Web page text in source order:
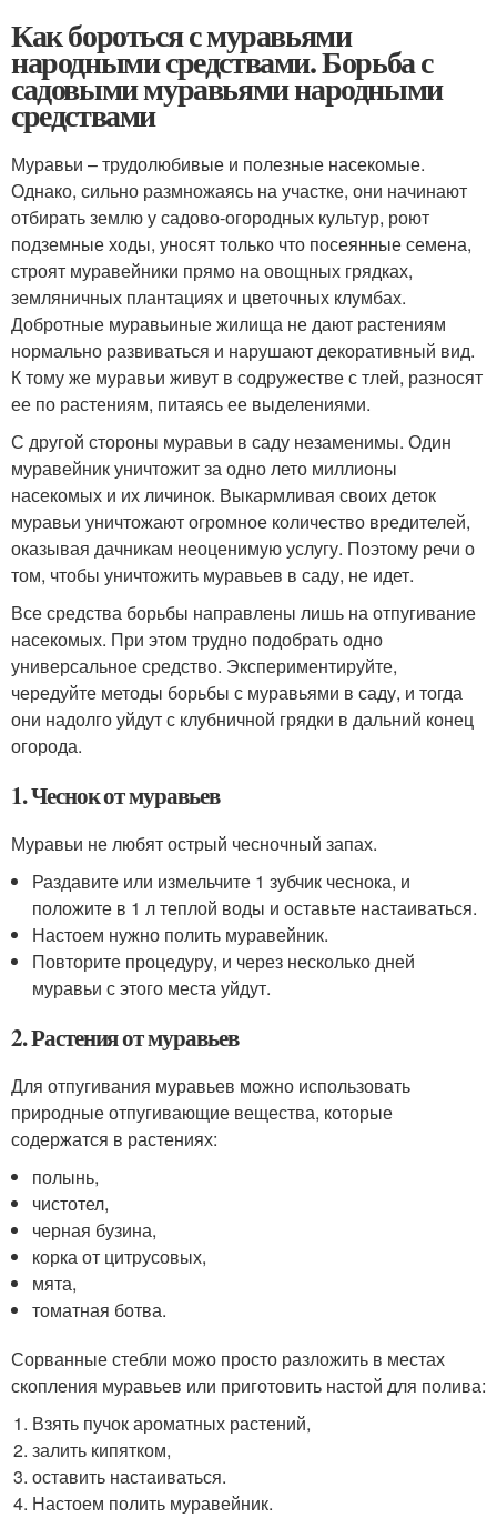
Как бороться с муравьями
народными средствами. Борьба с
садовыми муравьями народными
средствами
Муравьи – трудолюбивые и полезные насекомые.
Однако, сильно размножаясь на участке, они начинают
отбирать землю у садово-огородных культур, роют
подземные ходы, уносят только что посеянные семена,
строят муравейники прямо на овощных грядках,
земляничных плантациях и цветочных клумбах.
Добротные муравьиные жилища не дают растениям
нормально развиваться и нарушают декоративный вид.
К тому же муравьи живут в содружестве с тлей, разносят
ее по растениям, питаясь ее выделениями.
С другой стороны муравьи в саду незаменимы. Один
муравейник уничтожит за одно лето миллионы
насекомых и их личинок. Выкармливая своих деток
муравьи уничтожают огромное количество вредителей,
оказывая дачникам неоценимую услугу. Поэтому речи о
том, чтобы уничтожить муравьев в саду, не идет.
Все средства борьбы направлены лишь на отпугивание
насекомых. При этом трудно подобрать одно
универсальное средство. Экспериментируйте,
чередуйте методы борьбы с муравьями в саду, и тогда
они надолго уйдут с клубничной грядки в дальний конец
огорода.
1. Чеснок от муравьев
Муравьи не любят острый чесночный запах.
Раздавите или измельчите 1 зубчик чеснока, и
положите в 1 л теплой воды и оставьте настаиваться.
Настоем нужно полить муравейник.
Повторите процедуру, и через несколько дней
муравьи с этого места уйдут.
2. Растения от муравьев
Для отпугивания муравьев можно использовать
природные отпугивающие вещества, которые
содержатся в растениях:
полынь,
чистотел,
черная бузина,
корка от цитрусовых,
мята,
томатная ботва.
Сорванные стебли можо просто разложить в местах
скопления муравьев или приготовить настой для полива:
Взять пучок ароматных растений,
залить кипятком,
оставить настаиваться.
Настоем полить муравейник.